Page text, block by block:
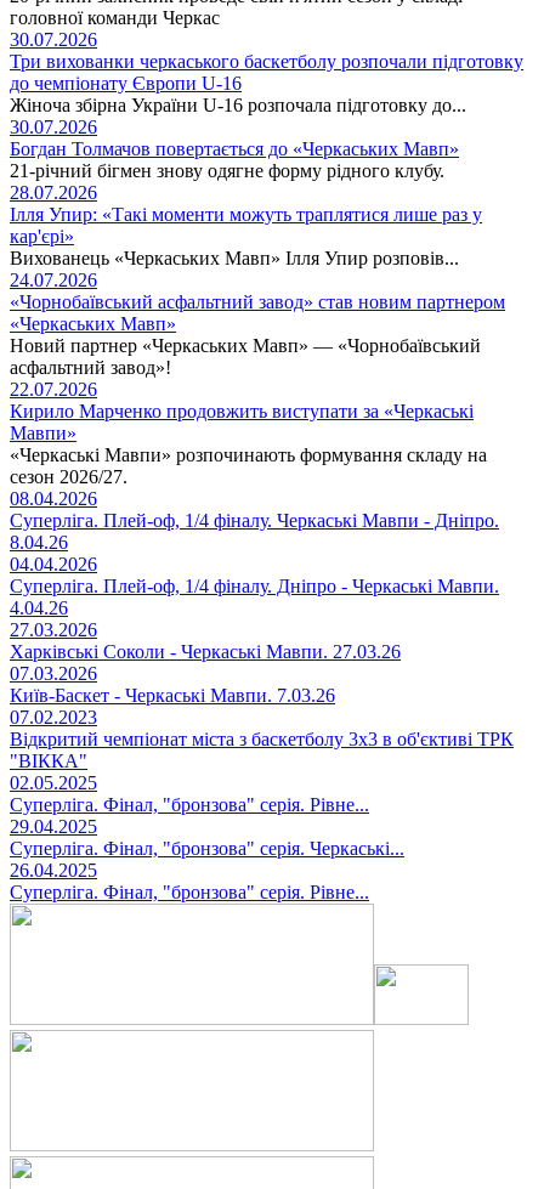
головної команди Черкас
30.07.2026
Три вихованки черкаського баскетболу розпочали підготовку
до чемпіонату Європи U-16
Жіноча збірна України U-16 розпочала підготовку до...
30.07.2026
Богдан Толмачов повертається до «Черкаських Мавп»
21-річний бігмен знову одягне форму рідного клубу.
28.07.2026
Ілля Упир: «Такі моменти можуть траплятися лише раз у
кар'єрі»
Вихованець «Черкаських Мавп» Ілля Упир розповів...
24.07.2026
«Чорнобаївський асфальтний завод» став новим партнером
«Черкаських Мавп»
Новий партнер «Черкаських Мавп» — «Чорнобаївський
асфальтний завод»!
22.07.2026
Кирило Марченко продовжить виступати за «Черкаські
Мавпи»
«Черкаські Мавпи» розпочинають формування складу на
сезон 2026/27.
08.04.2026
Суперліга. Плей-оф, 1/4 фіналу. Черкаські Мавпи - Дніпро.
8.04.26
04.04.2026
Суперліга. Плей-оф, 1/4 фіналу. Дніпро - Черкаські Мавпи.
4.04.26
27.03.2026
Харківські Соколи - Черкаські Мавпи. 27.03.26
07.03.2026
Київ-Баскет - Черкаські Мавпи. 7.03.26
07.02.2023
Відкритий чемпіонат міста з баскетболу 3х3 в об'єктиві ТРК
"ВІККА"
02.05.2025
Суперліга. Фінал, "бронзова" серія. Рівне...
29.04.2025
Суперліга. Фінал, "бронзова" серія. Черкаські...
26.04.2025
Суперліга. Фінал, "бронзова" серія. Рівне...